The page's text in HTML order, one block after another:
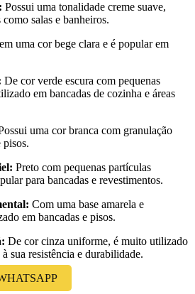
Possui uma tonalidade creme suave,
salas e banheiros.
uma cor bege clara e é popular em
De cor verde escura com pequenas
em bancadas de cozinha e áreas
uma cor branca com granulação
pisos.
Preto com pequenas partículas
para bancadas e revestimentos.
Com uma base amarela e
em bancadas e pisos.
De cor cinza uniforme, é muito utilizado
sua resistência e durabilidade.